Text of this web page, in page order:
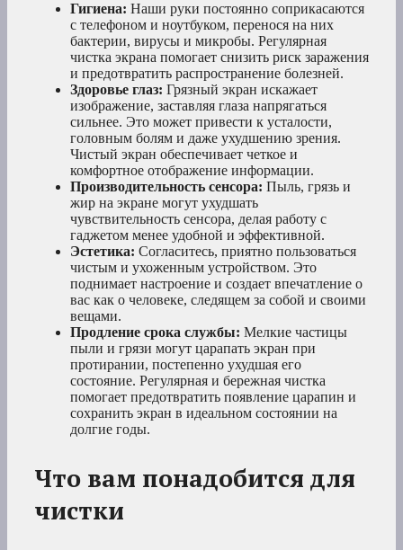
Гигиена: Наши руки постоянно соприкасаются
с телефоном и ноутбуком, перенося на них
бактерии, вирусы и микробы. Регулярная
чистка экрана помогает снизить риск заражения
и предотвратить распространение болезней.
Здоровье глаз: Грязный экран искажает
изображение, заставляя глаза напрягаться
сильнее. Это может привести к усталости,
головным болям и даже ухудшению зрения.
Чистый экран обеспечивает четкое и
комфортное отображение информации.
Производительность сенсора: Пыль, грязь и
жир на экране могут ухудшать
чувствительность сенсора, делая работу с
гаджетом менее удобной и эффективной.
Эстетика: Согласитесь, приятно пользоваться
чистым и ухоженным устройством. Это
поднимает настроение и создает впечатление о
вас как о человеке, следящем за собой и своими
вещами.
Продление срока службы: Мелкие частицы
пыли и грязи могут царапать экран при
протирании, постепенно ухудшая его
состояние. Регулярная и бережная чистка
помогает предотвратить появление царапин и
сохранить экран в идеальном состоянии на
долгие годы.
Что вам понадобится для
чистки